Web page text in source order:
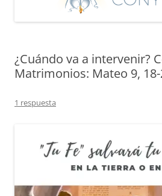
¿Cuándo va a intervenir?
Matrimonios: Mateo 9,
1 respuesta